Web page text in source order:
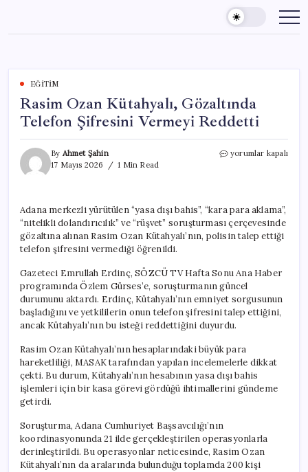
content
EĞITIM
Rasim Ozan Kütahyalı, Gözaltında
Telefon Şifresini Vermeyi Reddetti
By Ahmet Şahin
17 Mayıs 2026
1 Min Read
Rasim
Şifresini
Vermeyi
Reddetti
yorumlar kapalı
Adana merkezli yürütülen “yasa dışı bahis”, “kara para aklama”,
“nitelikli dolandırıcılık” ve “rüşvet” soruşturması çerçevesinde
gözaltına alınan Rasim Ozan Kütahyalı’nın, polisin talep ettiği
telefon şifresini vermediği öğrenildi.
Gazeteci Emrullah Erdinç, SÖZCÜ TV Hafta Sonu Ana Haber
programında Özlem Gürses’e, soruşturmanın güncel
durumunu aktardı. Erdinç, Kütahyalı’nın emniyet sorgusunun
başladığını ve yetkililerin onun telefon şifresini talep ettiğini,
ancak Kütahyalı’nın bu isteği reddettiğini duyurdu.
Rasim Ozan Kütahyalı’nın hesaplarındaki büyük para
hareketliliği, MASAK tarafından yapılan incelemelerle dikkat
çekti. Bu durum, Kütahyalı’nın hesabının yasa dışı bahis
işlemleri için bir kasa görevi gördüğü ihtimallerini gündeme
getirdi.
Soruşturma, Adana Cumhuriyet Başsavcılığı’nın
koordinasyonunda 21 ilde gerçekleştirilen operasyonlarla
derinleştirildi. Bu operasyonlar neticesinde, Rasim Ozan
Kütahyalı’nın da aralarında bulunduğu toplamda 200 kişi